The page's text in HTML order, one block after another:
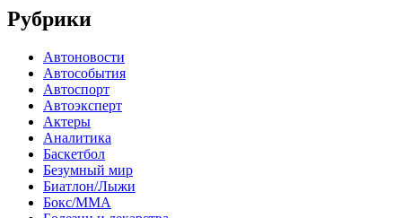
Рубрики
Автоновости
Автособытия
Автоспорт
Автоэксперт
Актеры
Аналитика
Баскетбол
Безумный мир
Биатлон/Лыжи
Бокс/MMA